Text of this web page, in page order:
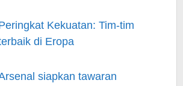
Kekuatan: Tim-tim
di Eropa
siapkan tawaran